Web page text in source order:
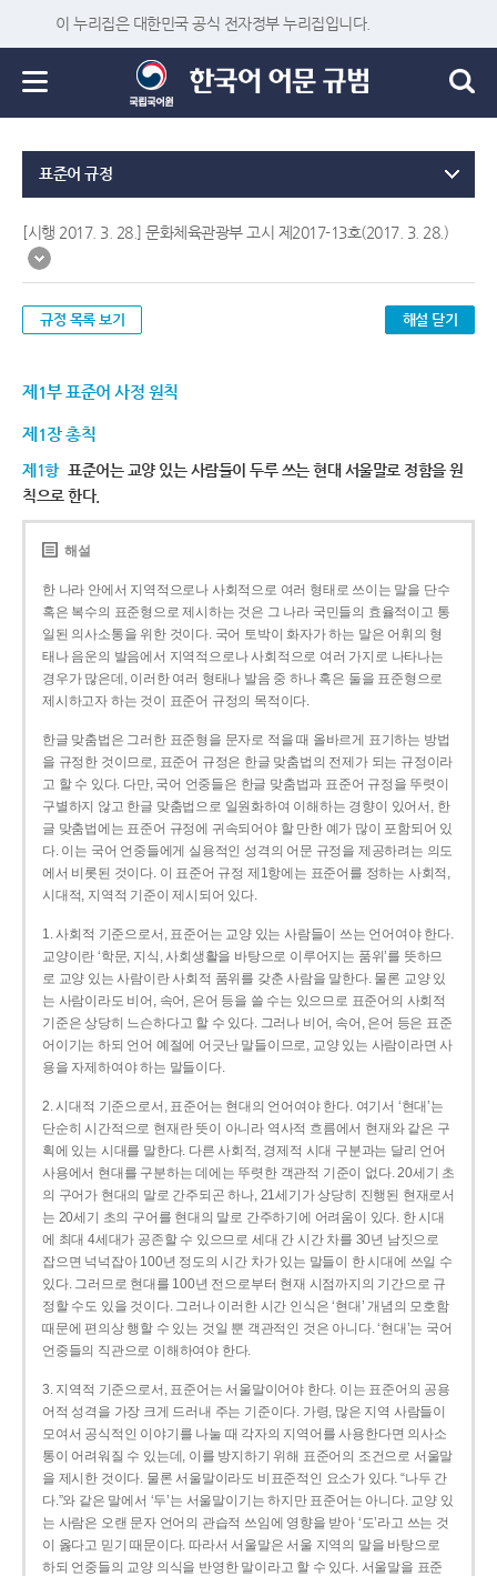
이 누리집은 대한민국 공식 전자정부 누리집입니다.
표준어 규정
[시행 2017. 3. 28.] 문화체육관광부 고시 제2017-13호(2017. 3. 28.)
규정 목록 보기 해설 닫기
제1부 표준어 사정 원칙
제1장 총칙
제1항 표준어는 교양 있는 사람들이 두루 쓰는 현대 서울말로 정함을 원
칙으로 한다.
해설
한 나라 안에서 지역적으로나 사회적으로 여러 형태로 쓰이는 말을 단수
혹은 복수의 표준형으로 제시하는 것은 그 나라 국민들의 효율적이고 통
일된 의사소통을 위한 것이다. 국어 토박이 화자가 하는 말은 어휘의 형
태나 음운의 발음에서 지역적으로나 사회적으로 여러 가지로 나타나는
경우가 많은데, 이러한 여러 형태나 발음 중 하나 혹은 둘을 표준형으로
제시하고자 하는 것이 표준어 규정의 목적이다.
한글 맞춤법은 그러한 표준형을 문자로 적을 때 올바르게 표기하는 방법
을 규정한 것이므로, 표준어 규정은 한글 맞춤법의 전제가 되는 규정이라
고 할 수 있다. 다만, 국어 언중들은 한글 맞춤법과 표준어 규정을 뚜렷이
구별하지 않고 한글 맞춤법으로 일원화하여 이해하는 경향이 있어서, 한
글 맞춤법에는 표준어 규정에 귀속되어야 할 만한 예가 많이 포함되어 있
다. 이는 국어 언중들에게 실용적인 성격의 어문 규정을 제공하려는 의도
에서 비롯된 것이다. 이 표준어 규정 제1항에는 표준어를 정하는 사회적,
시대적, 지역적 기준이 제시되어 있다.
1. 사회적 기준으로서, 표준어는 교양 있는 사람들이 쓰는 언어여야 한다.
교양이란 ‘학문, 지식, 사회생활을 바탕으로 이루어지는 품위’를 뜻하므
로 교양 있는 사람이란 사회적 품위를 갖춘 사람을 말한다. 물론 교양 있
는 사람이라도 비어, 속어, 은어 등을 쓸 수는 있으므로 표준어의 사회적
기준은 상당히 느슨하다고 할 수 있다. 그러나 비어, 속어, 은어 등은 표준
어이기는 하되 언어 예절에 어긋난 말들이므로, 교양 있는 사람이라면 사
용을 자제하여야 하는 말들이다.
2. 시대적 기준으로서, 표준어는 현대의 언어여야 한다. 여기서 ‘현대’는
단순히 시간적으로 현재란 뜻이 아니라 역사적 흐름에서 현재와 같은 구
획에 있는 시대를 말한다. 다른 사회적, 경제적 시대 구분과는 달리 언어
사용에서 현대를 구분하는 데에는 뚜렷한 객관적 기준이 없다. 20세기 초
의 구어가 현대의 말로 간주되곤 하나, 21세기가 상당히 진행된 현재로서
는 20세기 초의 구어를 현대의 말로 간주하기에 어려움이 있다. 한 시대
에 최대 4세대가 공존할 수 있으므로 세대 간 시간 차를 30년 남짓으로
잡으면 넉넉잡아 100년 정도의 시간 차가 있는 말들이 한 시대에 쓰일 수
있다. 그러므로 현대를 100년 전으로부터 현재 시점까지의 기간으로 규
정할 수도 있을 것이다. 그러나 이러한 시간 인식은 ‘현대’ 개념의 모호함
때문에 편의상 행할 수 있는 것일 뿐 객관적인 것은 아니다. ‘현대’는 국어
언중들의 직관으로 이해하여야 한다.
3. 지역적 기준으로서, 표준어는 서울말이어야 한다. 이는 표준어의 공용
어적 성격을 가장 크게 드러내 주는 기준이다. 가령, 많은 지역 사람들이
모여서 공식적인 이야기를 나눌 때 각자의 지역어를 사용한다면 의사소
통이 어려워질 수 있는데, 이를 방지하기 위해 표준어의 조건으로 서울말
을 제시한 것이다. 물론 서울말이라도 비표준적인 요소가 있다. “나두 간
다.”와 같은 말에서 ‘두’는 서울말이기는 하지만 표준어는 아니다. 교양 있
는 사람은 오랜 문자 언어의 관습적 쓰임에 영향을 받아 ‘도’라고 쓰는 것
이 옳다고 믿기 때문이다. 따라서 서울말은 서울 지역의 말을 바탕으로
하되 언중들의 교양 의식을 반영한 말이라고 할 수 있다. 서울말을 표준